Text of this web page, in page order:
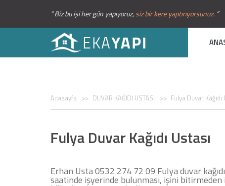
“ Biz bu işi her gün yapıyoruz,siz bir kere yaptırıyorsunuz. ”
Anasayfa DUVAR KAĞIDI USTASI Fulya Duvar Kağıdı
Fulya Duvar Kağıdı Ustası
Erhan Usta 0532 274 72 09 Fulya duvar
saatinde işyerinde bulunması, işini